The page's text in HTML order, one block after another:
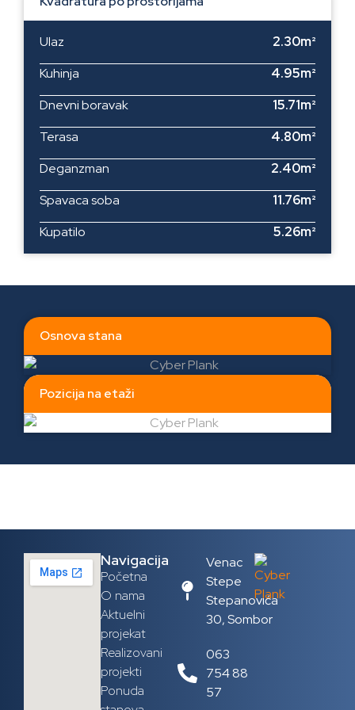
Ulaz
2.30m²
Kuhinja
4.95m²
Dnevni boravak
15.71m²
Terasa
4.80m²
Deganzman
2.40m²
Spavaca soba
11.76m²
Kupatilo
5.26m²
Osnova stana
Pozicija na etaži
Navigacija
Početna
O nama
Aktuelni
projekat
Realizovani
projekti
Ponuda
Venac
Stepe
Stepanovića
30, Sombor
063
754 88
57